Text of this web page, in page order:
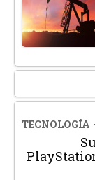
TECNOLOGÍA